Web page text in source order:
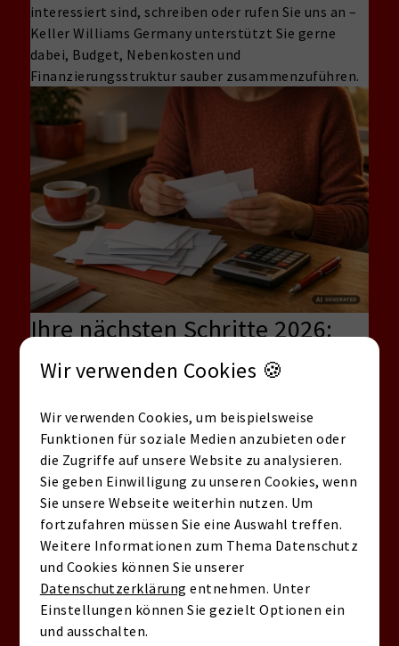
interessiert sind, schreiben oder rufen Sie uns an –
Keller Williams Germany unterstützt Sie gerne
dabei, Budget, Nebenkosten und
Finanzierungsstruktur sauber zusammenzuführen.
Ihre nächsten Schritte 2026:
Zinsrisiko steuern, Optionen
entscheiden
Eine kompakte Entscheidungslogik für
2026 – inkl. Checkliste und weichem Call-
to-Action für eine persönliche
Einschätzung.
Wenn Sie 2026 eine Immobilie kaufen möchten,
lohnt sich eine klare Entscheidungslogik:
Sicherheit, dann Reichweite. Starten Sie mit Ihrer
tragbaren Monatsrate (inkl. Puffer) und prüfen Sie
anschließend, wie empfindlich Ihre Kaufkraft auf
Wir verwenden Cookies 🍪
Wir verwenden Cookies, um beispielsweise
Funktionen für soziale Medien anzubieten oder
die Zugriffe auf unsere Website zu analysieren.
Sie geben Einwilligung zu unseren Cookies, wenn
Sie unsere Webseite weiterhin nutzen. Um
fortzufahren müssen Sie eine Auswahl treffen.
Weitere Informationen zum Thema Datenschutz
und Cookies können Sie unserer
Datenschutzerklärung entnehmen. Unter
Einstellungen können Sie gezielt Optionen ein
und ausschalten.